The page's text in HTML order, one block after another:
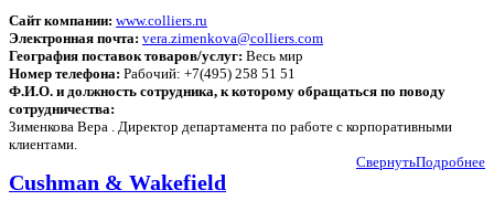
Сайт компании: www.colliers.ru
Электронная почта: vera.zimenkova@colliers.com
География поставок товаров/услуг: Весь мир
Номер телефона: Рабочий: +7(495) 258 51 51
Ф.И.О. и должность сотрудника, к которому обращаться по поводу
сотрудничества:
Зименкова Вера . Директор департамента по работе с корпоративными
клиентами.
Подробнее
Свернуть
Cushman & Wakefield